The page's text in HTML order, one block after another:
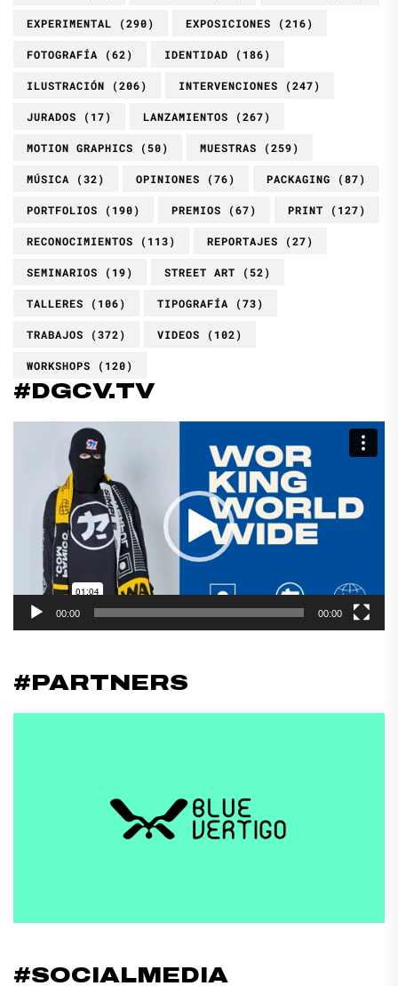
EXPERIMENTAL (290) EXPOSICIONES (216)
FOTOGRAFÍA (62) IDENTIDAD (186)
ILUSTRACIÓN (206) INTERVENCIONES (247)
JURADOS (17) LANZAMIENTOS (267)
MOTION GRAPHICS (50) MUESTRAS (259)
MÚSICA (32) OPINIONES (76) PACKAGING (87)
PORTFOLIOS (190) PREMIOS (67) PRINT (127)
RECONOCIMIENTOS (113) REPORTAJES (27)
SEMINARIOS (19) STREET ART (52)
TALLERES (106) TIPOGRAFÍA (73)
TRABAJOS (372) VIDEOS (102)
WORKSHOPS (120)
#DGCV.TV
Reproductor
00:00 00:00
#PARTNERS
#SOCIALMEDIA